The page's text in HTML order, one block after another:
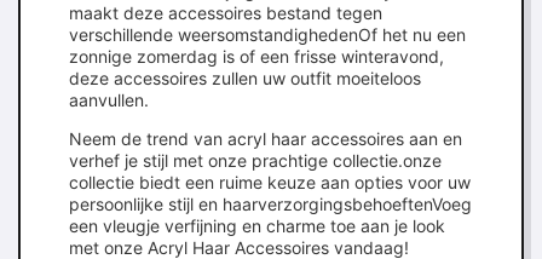
maakt deze accessoires bestand tegen
verschillende weersomstandighedenOf het nu een
zonnige zomerdag is of een frisse winteravond,
deze accessoires zullen uw outfit moeiteloos
aanvullen.
Neem de trend van acryl haar accessoires aan en
verhef je stijl met onze prachtige collectie.onze
collectie biedt een ruime keuze aan opties voor uw
persoonlijke stijl en haarverzorgingsbehoeftenVoeg
een vleugje verfijning en charme toe aan je look
met onze Acryl Haar Accessoires vandaag!